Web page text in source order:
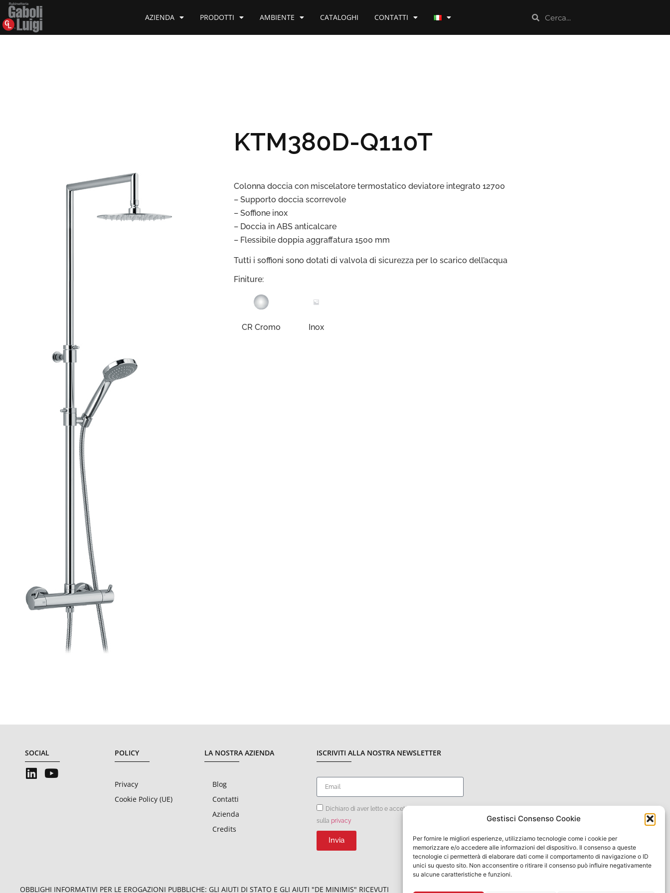
Gestisci Consenso Cookie
Per fornire le migliori esperienze, utilizziamo tecnologie come i cookie per
memorizzare e/o accedere alle informazioni del dispositivo. Il consenso a queste
tecnologie ci permetterà di elaborare dati come il comportamento di navigazione o ID
unici su questo sito. Non acconsentire o ritirare il consenso può influire negativamente
su alcune caratteristiche e funzioni.
AZIENDA PRODOTTI AMBIENTE CATALOGHI CONTATTI
KTM380D-Q110T
Colonna doccia con miscelatore termostatico deviatore integrato 12700
– Supporto doccia scorrevole
– Soffione inox
– Doccia in ABS anticalcare
– Flessibile doppia aggraffatura 1500 mm
Tutti i soffioni sono dotati di valvola di sicurezza per lo scarico dell’acqua
Finiture:
CR Cromo Inox
SOCIAL POLICY
Privacy
Cookie Policy (UE)
LA NOSTRA AZIENDA
Blog
Contatti
Azienda
Credits
ISCRIVITI ALLA NOSTRA NEWSLETTER
Dichiaro di aver letto e accettato le condizioni
sulla privacy
Invia
OBBLIGHI INFORMATIVI PER LE EROGAZIONI PUBBLICHE: GLI AIUTI DI STATO E GLI AIUTI "DE MINIMIS" RICEVUTI